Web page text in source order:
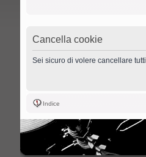
Cancella cookie
Sei sicuro di volere cancellare
Indice